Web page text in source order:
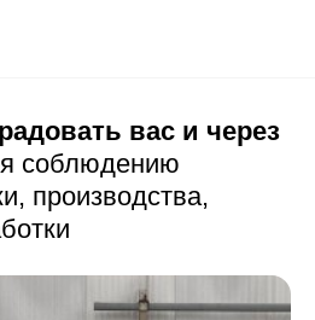
вас и через
соблюдению
производства,